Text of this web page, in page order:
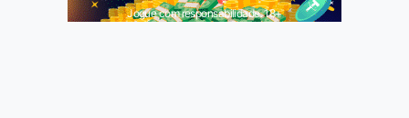
Jogue com responsabilidade. 18+